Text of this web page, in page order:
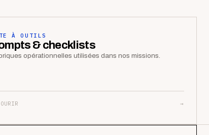
À OUTILS
& checklists
opérationnelles utilisées dans nos missions.
→